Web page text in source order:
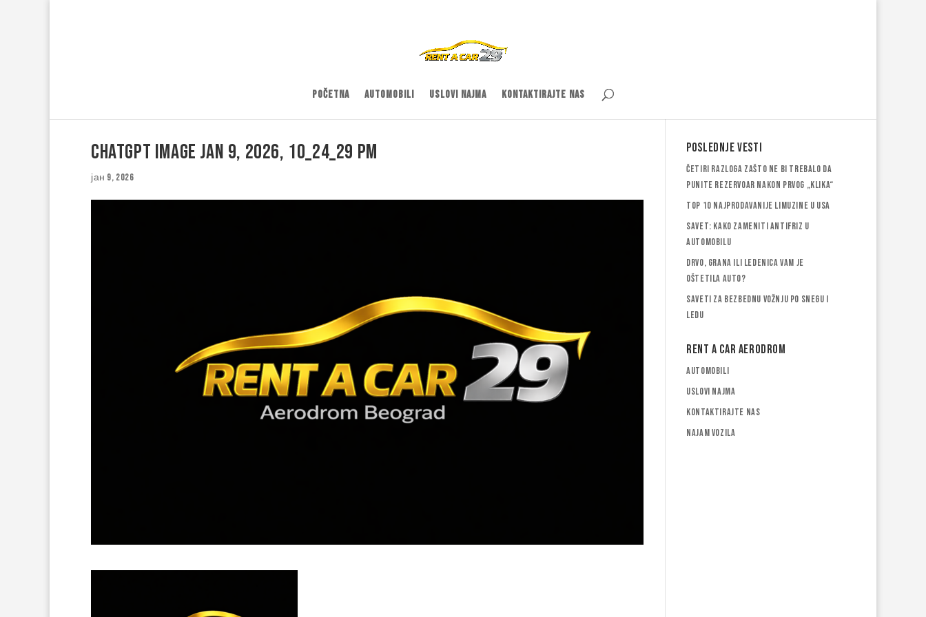
Početna Automobili Uslovi najma Kontaktirajte nas
ChatGPT Image Jan 9, 2026, 10_24_29 PM
јан 9, 2026
Poslednje vesti
Četiri razloga zašto ne bi trebalo da
punite rezervoar nakon prvog „klika“
Top 10 najprodavanije limuzine u USA
Savet: Kako zameniti antifriz u
automobilu
Drvo, grana ili ledenica vam je
oštetila auto?
Saveti za bezbednu vožnju po snegu i
ledu
Rent a car Aerodrom
Automobili
Uslovi najma
Kontaktirajte nas
Najam vozila